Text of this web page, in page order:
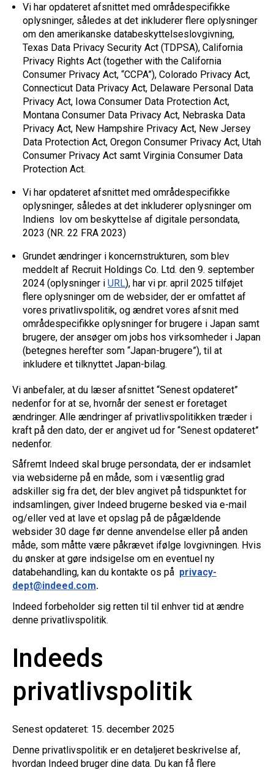
Vi har opdateret afsnittet med områdespecifikke
oplysninger, således at det inkluderer flere oplysninger
om den amerikanske databeskyttelseslovgivning,
Texas Data Privacy Security Act (TDPSA), California
Privacy Rights Act (together with the California
Consumer Privacy Act, “CCPA”), Colorado Privacy Act,
Connecticut Data Privacy Act, Delaware Personal Data
Privacy Act, Iowa Consumer Data Protection Act,
Montana Consumer Data Privacy Act, Nebraska Data
Privacy Act, New Hampshire Privacy Act, New Jersey
Data Protection Act, Oregon Consumer Privacy Act, Utah
Consumer Privacy Act samt Virginia Consumer Data
Protection Act.
Vi har opdateret afsnittet med områdespecifikke
oplysninger, således at det inkluderer oplysninger om
Indiens lov om beskyttelse af digitale persondata,
2023 (NR. 22 FRA 2023)
Grundet ændringer i koncernstrukturen, som blev
meddelt af Recruit Holdings Co. Ltd. den 9. september
2024 (oplysninger iURL), har vi pr. april 2025 tilføjet
flere oplysninger om de websider, der er omfattet af
vores privatlivspolitik, og ændret vores afsnit med
områdespecifikke oplysninger for brugere i Japan samt
brugere, der ansøger om jobs hos virksomheder i Japan
(betegnes herefter som “Japan-brugere”), til at
inkludere et tilknyttet Japan-bilag.
Vi anbefaler, at du læser afsnittet “Senest opdateret”
nedenfor for at se, hvornår der senest er foretaget
ændringer. Alle ændringer af privatlivspolitikken træder i
kraft på den dato, der er angivet ud for “Senest opdateret”
nedenfor.
Såfremt Indeed skal bruge persondata, der er indsamlet
via websiderne på en måde, som i væsentlig grad
adskiller sig fra det, der blev angivet på tidspunktet for
indsamlingen, giver Indeed brugerne besked via e-mail
og/eller ved at lave et opslag på de pågældende
websider 30 dage før denne anvendelse eller på anden
måde, som måtte være påkrævet ifølge lovgivningen. Hvis
du ønsker at gøre indsigelse om en eventuel ny
databehandling, kan du kontakte os på privacy-
dept@indeed.com.
Indeed forbeholder sig retten til til enhver tid at ændre
denne privatlivspolitik.
Indeeds
privatlivspolitik
Senest opdateret: 15. december 2025
Denne privatlivspolitik er en detaljeret beskrivelse af,
hvordan Indeed bruger dine data. Du kan få flere